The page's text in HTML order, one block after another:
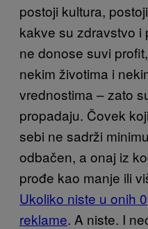
postoji kultura,
kakve su zdravstvo i
ne donose suvi
nekim životima i
vrednostima – zato
propadaju. Čovek
sebi ne sadrži
odbačen, a onaj iz
prođe kao manje ili
Ukoliko niste u onih
reklame. A niste. I